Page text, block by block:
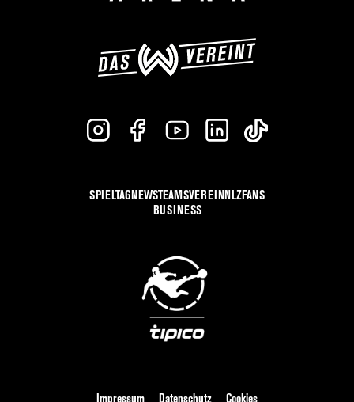
SPIELTAGNEWSTEAMSVEREINNLZFANS
BUSINESS
Impressum Datenschutz Cookies